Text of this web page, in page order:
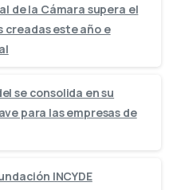
de la Cámara supera el
creadas este año e
se consolida en su
para las empresas de
INCYDE